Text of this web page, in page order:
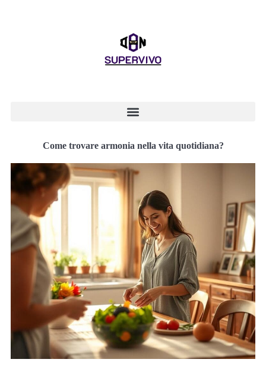
Come trovare armonia nella vita quotidiana?